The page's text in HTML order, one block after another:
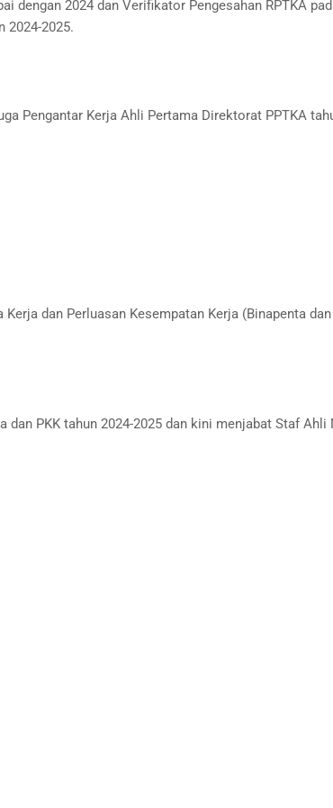
dengan 2024 dan Verifikator Pengesahan RPTKA
2024-2025.
Pengantar Kerja Ahli Pertama Direktorat PPTKA
dan Perluasan Kesempatan Kerja (Binapenta dan
dan PKK tahun 2024-2025 dan kini menjabat Staf Ahli